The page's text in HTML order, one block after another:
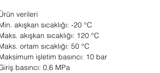
verileri
akışkan sıcaklığı: -20 °C
akışkan sıcaklığı: 120 °C
ortam sıcaklığı: 50 °C
işletim basıncı: 10 bar
basıncı: 0,6 MPa